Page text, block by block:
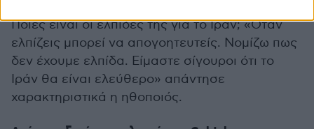
Ποιες είναι οι ελπίδες της για το Ιράν; «Όταν
ελπίζεις μπορεί να απογοητευτείς. Νομίζω πως
δεν έχουμε ελπίδα. Είμαστε σίγουροι ότι το
Ιράν θα είναι ελεύθερο» απάντησε
χαρακτηριστικά η ηθοποιός.